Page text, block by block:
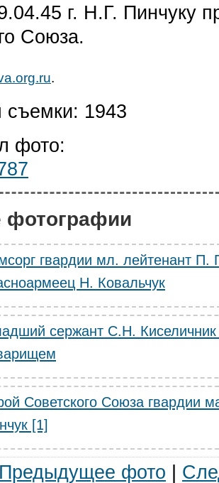
г. Н.Г. Пинчуку
Союза.
.
съемки: 1943
фото:
фотографии
гвардии мл. лейтенант П.
Н. Ковальчук
сержант С.Н. Киселичник
Советского Союза гвардии
[1]
Предыдущее фото